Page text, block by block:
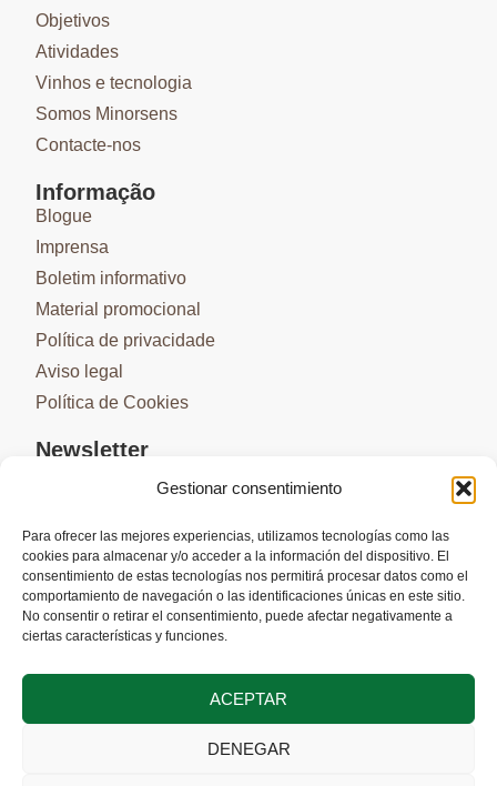
Gestionar consentimiento
Para ofrecer las mejores experiencias, utilizamos tecnologías como las
cookies para almacenar y/o acceder a la información del dispositivo. El
consentimiento de estas tecnologías nos permitirá procesar datos como el
comportamiento de navegación o las identificaciones únicas en este sitio.
No consentir o retirar el consentimiento, puede afectar negativamente a
ciertas características y funciones.
ACEPTAR
DENEGAR
Objetivos
Atividades
Vinhos e tecnologia
Somos Minorsens
Contacte-nos
Informação
Blogue
Imprensa
Boletim informativo
Material promocional
Política de privacidade
Aviso legal
Política de Cookies
Newsletter
SUBSCREVER
Cofinanciado pela União Europeia através do Programa Interreg VI-A